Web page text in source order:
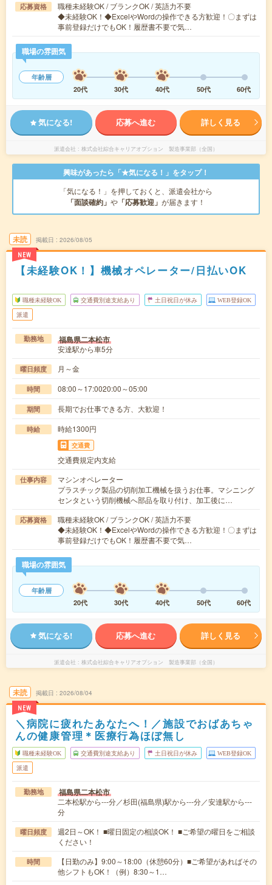
応募資格
職種未経験OK / ブランクOK / 英語力不要
◆未経験OK！◆ExcelやWordの操作できる方歓迎！〇まずは
事前登録だけでもOK！履歴書不要で気…
職場の雰囲気
年齢層
20代
30代 40代 50代 60代
気になる! 応募へ進む 詳しく見る
派遣会社 株式会社綜合キャリアオプション 製造事業部（全国）
興味があったら「★気になる！」をタップ！
「気になる！」を押しておくと、派遣会社から
「面談確約」 や 「応募歓迎」 が届きます！
未読
NEW
掲載日 2026/08/05
【未経験OK！】機械オペレーター/日払いOK
職種未経験OK 交通費別途支給あり 土日祝日が休み WEB登録OK
派遣
勤務地 福島県二本松市
安達駅から車5分
曜日頻度 月～金
時間 08:00～17:0020:00～05:00
期間 長期でお仕事できる方、大歓迎！
時給 時給1300円
交通費
交通費規定内支給
仕事内容
マシンオペレーター
プラスチック製品の切削加工機械を扱うお仕事。マシニング
センタという切削機械へ部品を取り付け、加工後に…
応募資格
職種未経験OK / ブランクOK / 英語力不要
◆未経験OK！◆ExcelやWordの操作できる方歓迎！〇まずは
事前登録だけでもOK！履歴書不要で気…
職場の雰囲気
年齢層
20代
30代 40代 50代 60代
気になる! 応募へ進む 詳しく見る
派遣会社 株式会社綜合キャリアオプション 製造事業部（全国）
未読
NEW
掲載日 2026/08/04
＼病院に疲れたあなたへ！／施設でおばあちゃ
んの健康管理＊医療行為ほぼ無し
職種未経験OK 交通費別途支給あり 土日祝日が休み WEB登録OK
派遣
勤務地 福島県二本松市
二本松駅から---分／杉田(福島県)駅から---分／安達駅から---
分
曜日頻度
週2日～OK！ ■曜日固定の相談OK！ ■ご希望の曜日をご相談
ください！
時間
【日勤のみ】9:00～18:00（休憩60分）■ご希望があればその
他シフトもOK！（例）8:30～1…